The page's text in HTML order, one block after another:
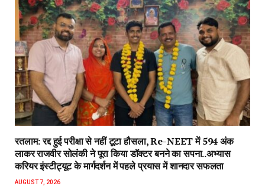
रतलाम: रद्द हुई परीक्षा से नहीं टूटा हौसला, Re-NEET में 594 अंक
लाकर राजवीर सोलंकी ने पूरा किया डॉक्टर बनने का सपना..अभ्यास
करियर इंस्टीट्यूट के मार्गदर्शन में पहले प्रयास में शानदार सफलता
AUGUST 7, 2026